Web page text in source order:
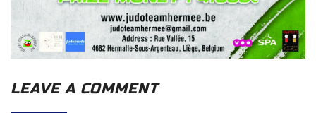
LEAVE A COMMENT